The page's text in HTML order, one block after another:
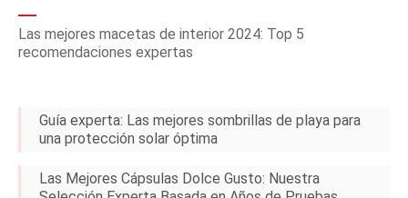
Las mejores macetas de interior 2024: Top 5
recomendaciones expertas
Guía experta: Las mejores sombrillas de playa para
una protección solar óptima
Las Mejores Cápsulas Dolce Gusto: Nuestra